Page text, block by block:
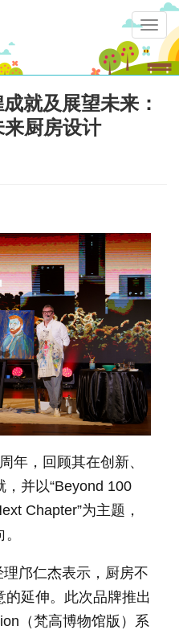
就及展望未来：
厨房设计
年，回顾其在创新、
并以“Beyond 100
Chapter”为主题，
邝仁杰表示，厨房不
延伸。此次品牌推出
（梵高博物馆版）系